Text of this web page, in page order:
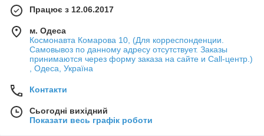
Працює з 12.06.2017
м. Одеса
Космонавта Комарова 10, (Для корреспонденции.
Самовывоз по данному адресу отсутствует. Заказы
принимаются через форму заказа на сайте и Call-центр.)
, Одеса, Україна
Контакти
Сьогодні вихідний
Показати весь графік роботи